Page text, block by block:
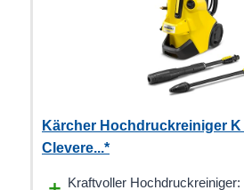
Kärcher Hochdruckreiniger
Clevere...*
Kraftvoller